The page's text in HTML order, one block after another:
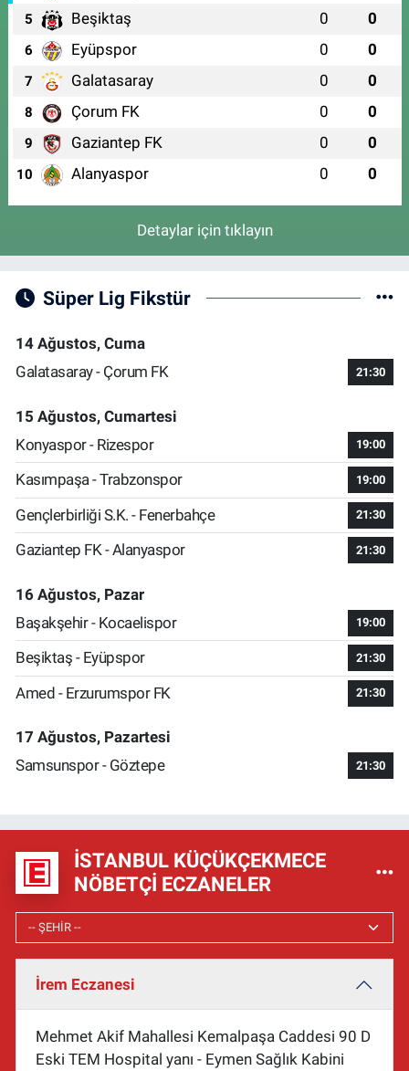
5 Beşiktaş 0 0
6 Eyüpspor 0 0
7 Galatasaray 0 0
8 Çorum FK 0 0
9 Gaziantep FK 0 0
10 Alanyaspor 0 0
Detaylar için tıklayın
Süper Lig Fikstür
14 Ağustos, Cuma
Galatasaray - Çorum FK
21:30
15 Ağustos, Cumartesi
Konyaspor - Rizespor
19:00
Kasımpaşa - Trabzonspor 19:00
Gençlerbirliği S.K. - Fenerbahçe 21:30
Gaziantep FK - Alanyaspor 21:30
16 Ağustos, Pazar
Başakşehir - Kocaelispor
19:00
Beşiktaş - Eyüpspor 21:30
Amed - Erzurumspor FK 21:30
17 Ağustos, Pazartesi
Samsunspor - Göztepe
21:30
İSTANBUL KÜÇÜKÇEKMECE
NÖBETÇI ECZANELER
İrem Eczanesi
Mehmet Akif Mahallesi Kemalpaşa Caddesi 90 D
Eski TEM Hospital yanı - Eymen Sağlık Kabini